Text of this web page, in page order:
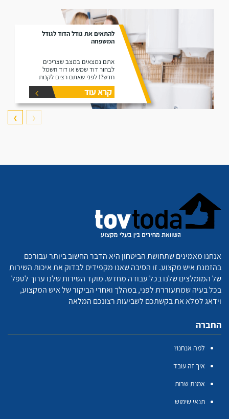
להתאים את גודל הדוד לגודל
המשפחה
אתם נמצאים במצב שצריכים
לבחור דוד שמש או דוד חשמל
חדש?! לפני שאתם רצים לקנות
דוד תקרו את המאמר זה הוא נותן
את המידע הפורט על נפחים שונים
של דודים ואיזה דוד הכי יתאים
עבורכם.
קרא עוד
❮
❯
אנחנו מאמינים שתחושת הביטחון היא הדבר החשוב ביותר עבורכם
בהזמנת איש מקצוע. זו הסיבה שאנו מקפידים לבדוק את איכות השירות
של המומלצים שלנו בכל עבודה מחדש. מוקד השירות שלנו ערוך לטפל
בכל בעיה שמתעוררת לפני, במהלך ואחרי הביקור של איש המקצוע,
וידאג למלא את בקשתכם לשביעות רצונכם המלאה
החברה
למה אנחנו?
איך זה עובד
אמנת שרות
תנאי שימוש